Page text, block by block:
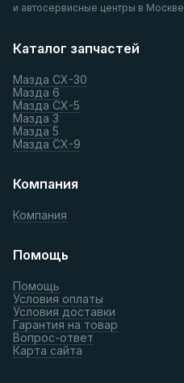
и автосервисные центры в Москве
Каталог запчастей
Мазда СХ-30
Мазда 6
Мазда СХ-5
Мазда 3
Мазда 5
Мазда СХ-9
Компания
Компания
Помощь
Помощь
Условия оплаты
Условия доставки
Гарантия на товар
Вопрос-ответ
Карта сайта